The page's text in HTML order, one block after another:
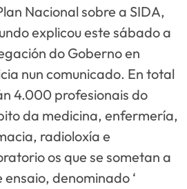
Nacional sobre a SIDA,
explicou este sábado a
do Goberno en
nun comunicado. En total
4.000 profesionais do
da medicina, enfermería,
radioloxía e
os que se sometan a
ensaio, denominado ‘